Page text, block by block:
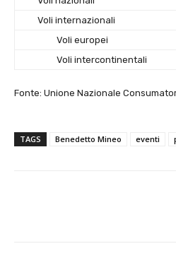
Voli internazionali
Voli europei
Voli intercontinentali
Fonte: Unione Nazionale
TAGS Benedetto Mineo eventi